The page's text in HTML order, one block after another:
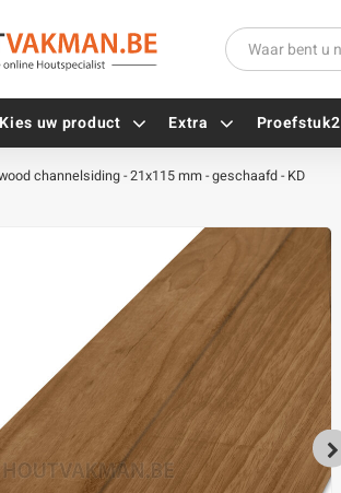
Kies uw product Extra
Paalhouders
Stelplaten
Hoekankers
Terrasdragers
B-fix
PuraFix
Verbindingsstukken
Houten pennen
Proefstuk2
channelsiding - 21x115 mm - geschaafd - KD